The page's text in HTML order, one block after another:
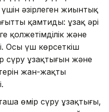
әзірлеген жиынтық
қамтиды: ұзақ әрі
қолжетімділік және
Осы үш көрсеткіш
сүру ұзақтығын және
жан-жақты
өмір сүру ұзақтығы,